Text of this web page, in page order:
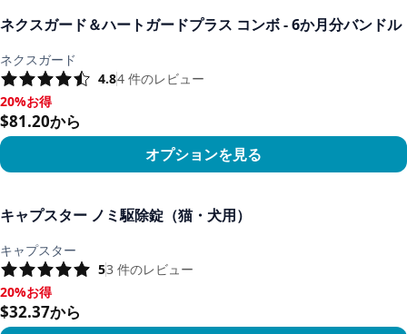
ネクスガード＆ハートガードプラス コンボ - 6か月分バンドル
ネクスガード
4.84 件のレビュー
20%お得, $81.20から
20%お得
$81.20から
オプションを見る
キャプスター ノミ駆除錠（猫・犬用）
キャプスター
53 件のレビュー
20%お得, $32.37から
20%お得
$32.37から